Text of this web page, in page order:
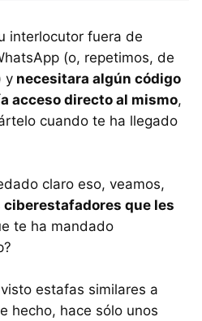
interlocutor fuera de
(o, repetimos, de
y necesitara algún código
acceso directo al mismo,
cuando te ha llegado
claro eso, veamos,
ciberestafadores que les
te ha mandado
estafas similares a
hecho, hace sólo unos